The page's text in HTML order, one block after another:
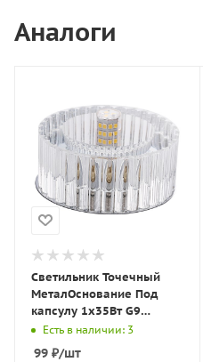
Аналоги
Светильник Точечный
МеталОснование Под
капсулу 1х35Вт G9
Серебро D90х40мм IP20
Y0125 LBT
Есть в наличии: 3
99 ₽/шт